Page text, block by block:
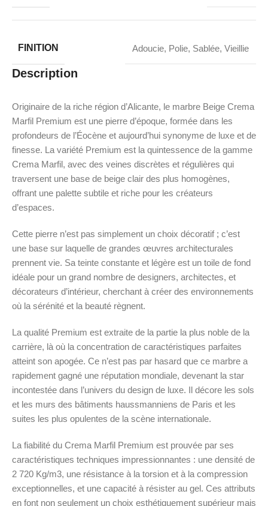
FINITION Adoucie, Polie, Sablée, Vieillie
Description
Originaire de la riche région d’Alicante, le marbre Beige Crema
Marfil Premium est une pierre d’époque, formée dans les
profondeurs de l’Éocène et aujourd’hui synonyme de luxe et de
finesse. La variété Premium est la quintessence de la gamme
Crema Marfil, avec des veines discrètes et régulières qui
traversent une base de beige clair des plus homogènes,
offrant une palette subtile et riche pour les créateurs
d’espaces.
Cette pierre n’est pas simplement un choix décoratif ; c’est
une base sur laquelle de grandes œuvres architecturales
prennent vie. Sa teinte constante et légère est un toile de fond
idéale pour un grand nombre de designers, architectes, et
décorateurs d’intérieur, cherchant à créer des environnements
où la sérénité et la beauté règnent.
La qualité Premium est extraite de la partie la plus noble de la
carrière, là où la concentration de caractéristiques parfaites
atteint son apogée. Ce n’est pas par hasard que ce marbre a
rapidement gagné une réputation mondiale, devenant la star
incontestée dans l’univers du design de luxe. Il décore les sols
et les murs des bâtiments haussmanniens de Paris et les
suites les plus opulentes de la scène internationale.
La fiabilité du Crema Marfil Premium est prouvée par ses
caractéristiques techniques impressionnantes : une densité de
2 720 Kg/m3, une résistance à la torsion et à la compression
exceptionnelles, et une capacité à résister au gel. Ces attributs
en font non seulement un choix esthétiquement supérieur mais